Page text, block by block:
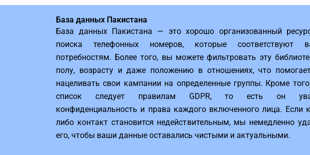
База данных Пакистана
База данных Пакистана — это хорошо организованный
поиска телефонных номеров, которые соответствуют
потребностям. Более того, вы можете фильтровать эту
полу, возрасту и даже положению в отношениях, что
нацеливать свои кампании на определенные группы. Кроме
список следует правилам GDPR, то есть он
конфиденциальность и права каждого включенного лица. Если
либо контакт становится недействительным, мы немедленно
его, чтобы ваши данные оставались чистыми и актуальными.